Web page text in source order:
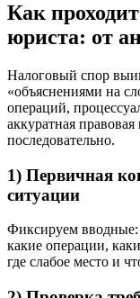
Как
юриста: от
Налоговый спор
«объяснениями на
операций,
аккуратная
последовательно.
1) Первичная
ситуации
Фиксируем
какие операции,
где слабое место и